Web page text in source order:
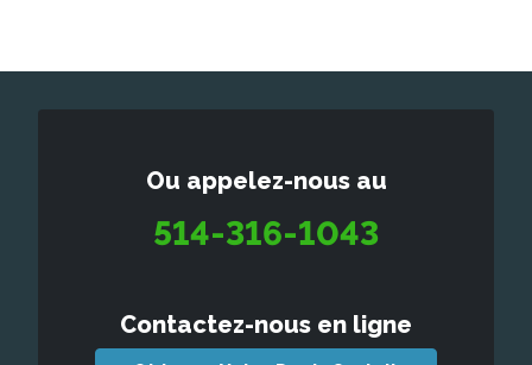
Ou appelez-nous au
514-316-1043
Contactez-nous en ligne